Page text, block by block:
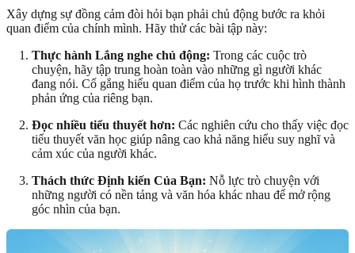
Xây dựng sự đồng cảm đòi hỏi bạn phải chủ động bước ra khỏi
quan điểm của chính mình. Hãy thử các bài tập này:
Thực hành Lắng nghe chủ động: Trong các cuộc trò
chuyện, hãy tập trung hoàn toàn vào những gì người khác
đang nói. Cố gắng hiểu quan điểm của họ trước khi hình thành
phản ứng của riêng bạn.
Đọc nhiều tiểu thuyết hơn: Các nghiên cứu cho thấy việc đọc
tiểu thuyết văn học giúp nâng cao khả năng hiểu suy nghĩ và
cảm xúc của người khác.
Thách thức Định kiến Của Bạn: Nỗ lực trò chuyện với
những người có nền tảng và văn hóa khác nhau để mở rộng
góc nhìn của bạn.